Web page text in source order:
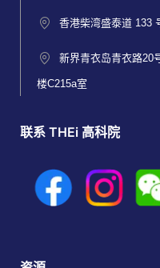
香港柴湾盛泰道 133
新界青衣岛青衣路20
楼C215a室
联系 THEi 高科院